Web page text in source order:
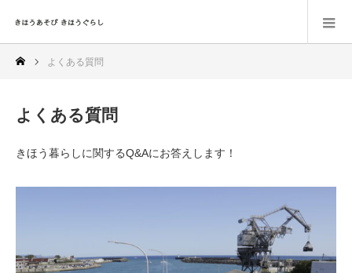
よくある質問
よくある質問
きほう暮らしに関するQ&Aにお答えします！